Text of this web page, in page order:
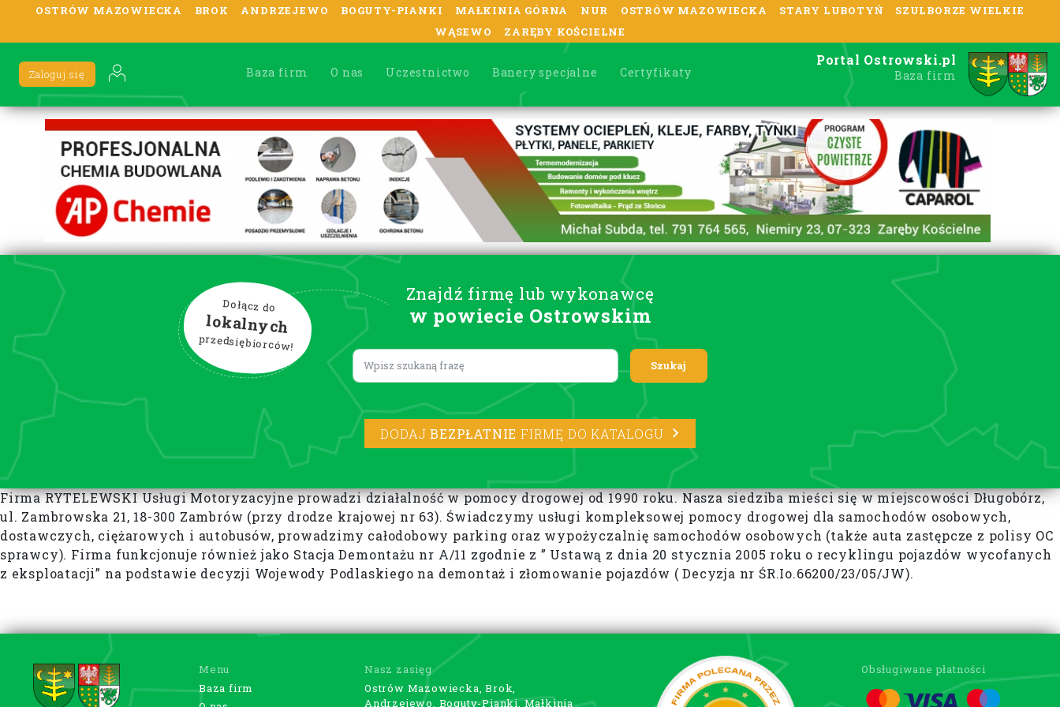
OSTRÓW MAZOWIECKA BROK ANDRZEJEWO BOGUTY-PIANKI MAŁKINIA GÓRNA NUR OSTRÓW MAZOWIECKA STARY LUBOTYŃ
SZULBORZE WIELKIE
WĄSEWO
ZARĘBY KOŚCIELNE
Baza firm O nas Uczestnictwo Banery specjalne Certyfikaty
Zaloguj się
Portal Ostrowski.pl
Baza firm
Znajdź firmę lub wykonawcę
w powiecie Ostrowskim
Dołącz do
lokalnych
przedsiębiorców!
Lorem ipsum
DODAJBEZPŁATNIE FIRMĘ DO KATALOGU
Firma RYTELEWSKI Usługi Motoryzacyjne prowadzi działalność w pomocy drogowej od 1990 roku. Nasza siedziba mieści się w miejscowości Długobórz,
ul. Zambrowska 21, 18-300 Zambrów (przy drodze krajowej nr 63). Świadczymy usługi kompleksowej pomocy drogowej dla samochodów osobowych,
dostawczych, ciężarowych i autobusów, prowadzimy całodobowy parking oraz wypożyczalnię samochodów osobowych (także auta zastępcze z polisy OC
sprawcy). Firma funkcjonuje również jako Stacja Demontażu nr A/11 zgodnie z ” Ustawą z dnia 20 stycznia 2005 roku o recyklingu pojazdów wycofanych
z eksploatacji” na podstawie decyzji Wojewody Podlaskiego na demontaż i złomowanie pojazdów ( Decyzja nr ŚR.Io.66200/23/05/JW).
Menu
Baza firm
Nasz zasięg
Ostrów Mazowiecka, Brok,
Andrzejewo, Boguty-Pianki, Małkinia
Obsługiwane płatności